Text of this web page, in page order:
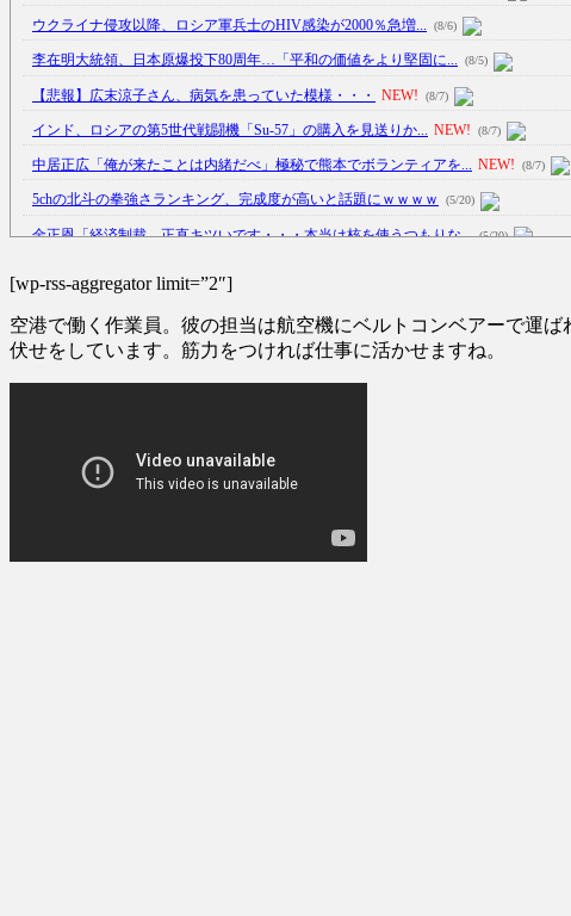
ウクライナ侵攻以降、ロシア軍兵士のHIV感染が2000％急増... (8/6)
李在明大統領、日本原爆投下80周年…「平和の価値をより堅固に... (8/5)
【悲報】広末涼子さん、病気を患っていた模様・・・ NEW! (8/7)
インド、ロシアの第5世代戦闘機「Su-57」の購入を見送りか... NEW! (8/7)
中居正広「俺が来たことは内緒だべ」極秘で熊本でボランティアを... NEW! (8/7)
5chの北斗の拳強さランキング、完成度が高いと話題にｗｗｗｗ (5/20)
金正恩「経済制裁、正直キツいです・・・本当は核を使うつもりな... (5/20)
顔20点、体80点と評価されていた女子学生が男子学生らの性の... (12/26)
[wp-rss-aggregator limit=”2″]
空港で働く作業員。彼の担当は航空機にベルトコンベアーで運
伏せをしています。筋力をつければ仕事に活かせますね。